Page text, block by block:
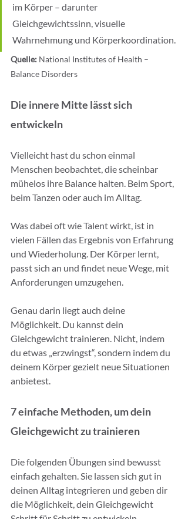
im Körper – darunter
Gleichgewichtssinn, visuelle
Wahrnehmung und Körperkoordination.
Quelle: National Institutes of Health –
Balance Disorders
Die innere Mitte lässt sich
entwickeln
Vielleicht hast du schon einmal
Menschen beobachtet, die scheinbar
mühelos ihre Balance halten. Beim Sport,
beim Tanzen oder auch im Alltag.
Was dabei oft wie Talent wirkt, ist in
vielen Fällen das Ergebnis von Erfahrung
und Wiederholung. Der Körper lernt,
passt sich an und findet neue Wege, mit
Anforderungen umzugehen.
Genau darin liegt auch deine
Möglichkeit. Du kannst dein
Gleichgewicht trainieren. Nicht, indem
du etwas „erzwingst“, sondern indem du
deinem Körper gezielt neue Situationen
anbietest.
7 einfache Methoden, um dein
Gleichgewicht zu trainieren
Die folgenden Übungen sind bewusst
einfach gehalten. Sie lassen sich gut in
deinen Alltag integrieren und geben dir
die Möglichkeit, dein Gleichgewicht